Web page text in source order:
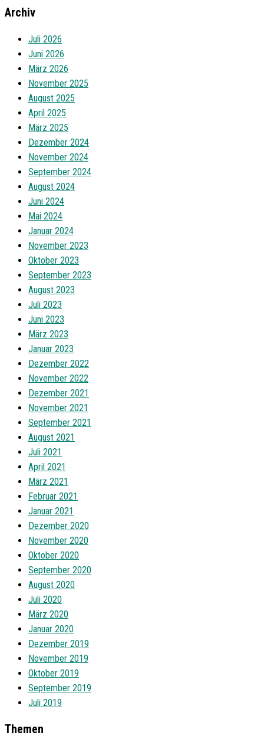
Archiv
Juli 2026
Juni 2026
März 2026
November 2025
August 2025
April 2025
März 2025
Dezember 2024
November 2024
September 2024
August 2024
Juni 2024
Mai 2024
Januar 2024
November 2023
Oktober 2023
September 2023
August 2023
Juli 2023
Juni 2023
März 2023
Januar 2023
Dezember 2022
November 2022
Dezember 2021
November 2021
September 2021
August 2021
Juli 2021
April 2021
März 2021
Februar 2021
Januar 2021
Dezember 2020
November 2020
Oktober 2020
September 2020
August 2020
Juli 2020
März 2020
Januar 2020
Dezember 2019
November 2019
Oktober 2019
September 2019
Juli 2019
Themen